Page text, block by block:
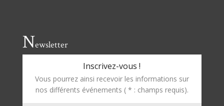
Newsletter
Inscrivez-vous !
Vous pourrez ainsi recevoir les informations sur
nos différents événements ( * : champs requis).